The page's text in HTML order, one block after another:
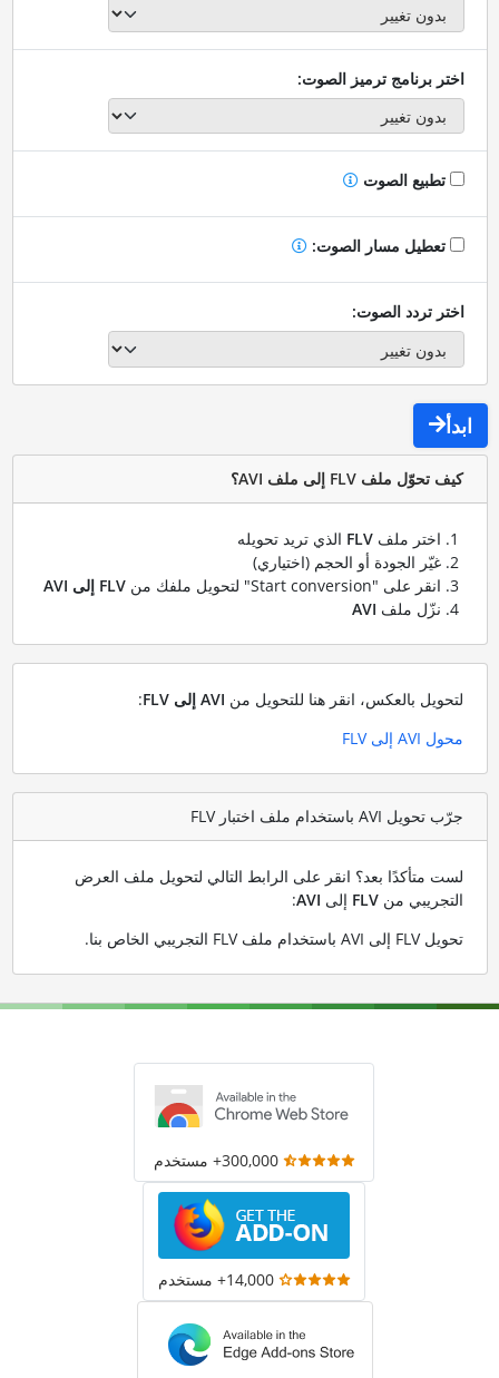
اختر برنامج ترميز الصوت:
تطبيع الصوت
تعطيل مسار الصوت:
اختر تردد الصوت:
ابدأ
كيف تحوّل ملف FLV إلى ملف AVI؟
اختر ملف FLVالذي تريد تحويله
غيّر الجودة أو الحجم (اختياري)
انقر على "Start conversion" لتحويل ملفك من
FLV إلى AVI
نزّل ملف AVI
لتحويل بالعكس، انقر هنا للتحويل من AVI إلى FLV
:
محول AVI إلى FLV
جرّب تحويل AVI باستخدام ملف اختبار FLV
لست متأكدًا بعد؟ انقر على الرابط التالي لتحويل ملف العرض
التجريبي من FLVإلى AVI
:
تحويل FLV إلى AVI باستخدام ملف FLV التجريبي الخاص بنا
.
300,000+ مستخدم
14,000+ مستخدم